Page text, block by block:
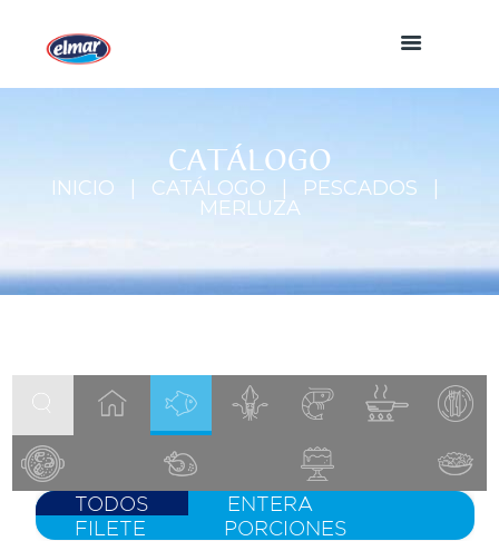
CATÁLOGO
INICIO CATÁLOGO
PESCADOS
MERLUZA
TODOS
ENTERA
FILETE
PORCIONES